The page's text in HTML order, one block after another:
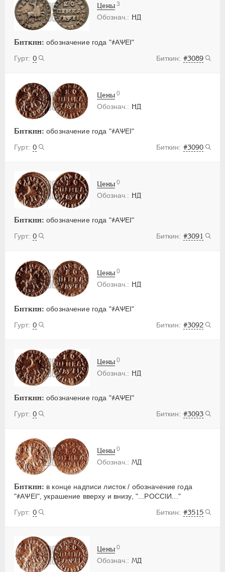
НД
Биткин: обозначение года "҂АѰЕI"
0
#3089
Цены 3
НД
Биткин: обозначение года "҂АѰЕI"
0
#3090
Цены 0
НД
Биткин: обозначение года "҂АѰЕI"
0
#3091
Цены 0
НД
Биткин: обозначение года "҂АѰЕI"
0
#3092
Цены 0
НД
Биткин: обозначение года "҂АѰЕI"
0
#3093
Цены 0
МД
Биткин: в конце надписи листок / обозначение года
"҂АѰЕI", украшение вверху и внизу, "...РОССIИ..."
0
#3515
Цены 0
МД
Цены 0